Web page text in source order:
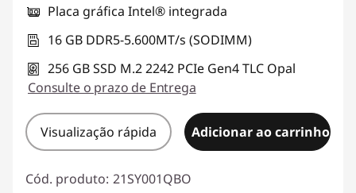
Placa gráfica Intel® integrada
16 GB DDR5-5.600MT/s (SODIMM)
256 GB SSD M.2 2242 PCIe Gen4 TLC Opal
Consulte o prazo de Entrega
Visualização rápida Adicionar ao carrinho
Cód. produto: 21SY001QBO